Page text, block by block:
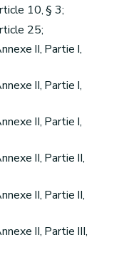
10, § 3;
25;
II, Partie I,
II, Partie I,
II, Partie I,
II, Partie II,
II, Partie II,
II, Partie III,